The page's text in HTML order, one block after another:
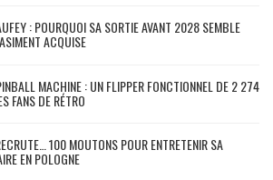
: POURQUOI SA SORTIE AVANT 2028 SEMBLE
ACQUISE
MACHINE : UN FLIPPER FONCTIONNEL DE 2 274
FANS DE RÉTRO
100 MOUTONS POUR ENTRETENIR SA
EN POLOGNE